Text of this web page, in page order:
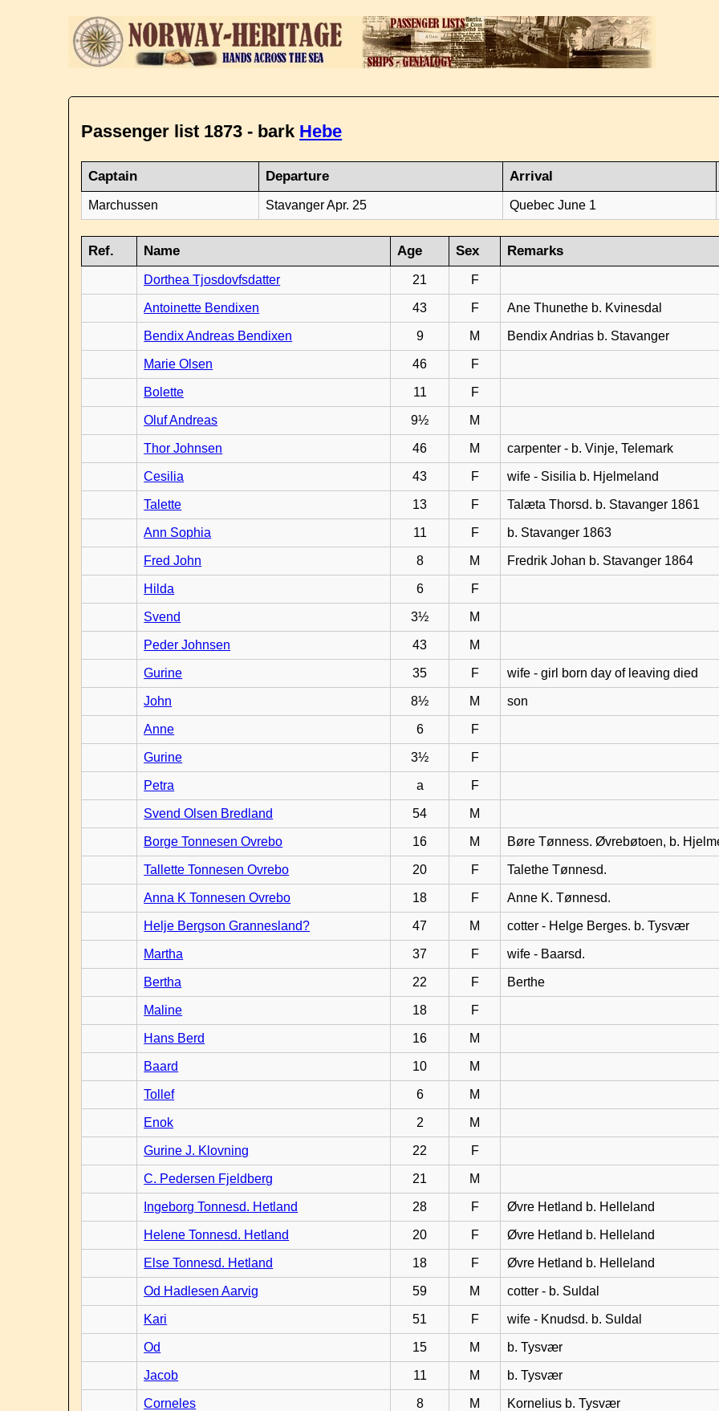
Passenger list 1873 - bark Hebe
Captain Departure Arrival
Marchussen Stavanger Apr. 25 Quebec June 1
Ref. Name Age Sex Remarks
Dorthea Tjosdovfsdatter 21 F
Antoinette Bendixen 43 F Ane Thunethe b. Kvinesdal
Bendix Andreas Bendixen 9 M Bendix Andrias b. Stavanger
Marie Olsen 46 F
Bolette 11 F
Oluf Andreas 9½ M
Thor Johnsen 46 M carpenter - b. Vinje, Telemark
Cesilia 43 F wife - Sisilia b. Hjelmeland
Talette 13 F Talæta Thorsd. b. Stavanger 1861
Ann Sophia 11 F b. Stavanger 1863
Fred John 8 M Fredrik Johan b. Stavanger 1864
Hilda 6 F
Svend 3½ M
Peder Johnsen 43 M
Gurine 35 F wife - girl born day of leaving died
John 8½ M son
Anne 6 F
Gurine 3½ F
Petra a F
Svend Olsen Bredland 54 M
Borge Tonnesen Ovrebo 16 M Børe Tønness. Øvrebøtoen, b.
Tallette Tonnesen Ovrebo 20 F Talethe Tønnesd.
Anna K Tonnesen Ovrebo 18 F Anne K. Tønnesd.
Helje Bergson Grannesland? 47 M cotter - Helge Berges. b. Tysvær
Martha 37 F wife - Baarsd.
Bertha 22 F Berthe
Maline 18 F
Hans Berd 16 M
Baard 10 M
Tollef 6 M
Enok 2 M
Gurine J. Klovning 22 F
C. Pedersen Fjeldberg 21 M
Ingeborg Tonnesd. Hetland 28 F Øvre Hetland b. Helleland
Helene Tonnesd. Hetland 20 F Øvre Hetland b. Helleland
Else Tonnesd. Hetland 18 F Øvre Hetland b. Helleland
Od Hadlesen Aarvig 59 M cotter - b. Suldal
Kari 51 F wife - Knudsd. b. Suldal
Od 15 M b. Tysvær
Jacob 11 M b. Tysvær
Corneles 8 M Kornelius b. Tysvær